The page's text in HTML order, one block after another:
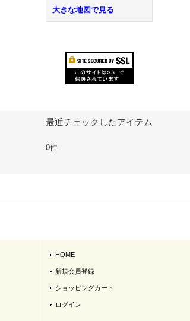
大きな地図で見る
最近チェックしたアイテム
0件
HOME
新規会員登録
ショッピングカート
ログイン